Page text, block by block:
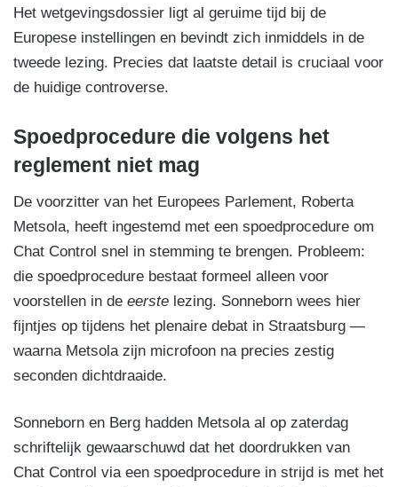
Het wetgevingsdossier ligt al geruime tijd bij de
Europese instellingen en bevindt zich inmiddels in de
tweede lezing. Precies dat laatste detail is cruciaal voor
de huidige controverse.
Spoedprocedure die volgens het
reglement niet mag
De voorzitter van het Europees Parlement, Roberta
Metsola, heeft ingestemd met een spoedprocedure om
Chat Control snel in stemming te brengen. Probleem:
die spoedprocedure bestaat formeel alleen voor
voorstellen in de eerste lezing. Sonneborn wees hier
fijntjes op tijdens het plenaire debat in Straatsburg —
waarna Metsola zijn microfoon na precies zestig
seconden dichtdraaide.
Sonneborn en Berg hadden Metsola al op zaterdag
schriftelijk gewaarschuwd dat het doordrukken van
Chat Control via een spoedprocedure in strijd is met het